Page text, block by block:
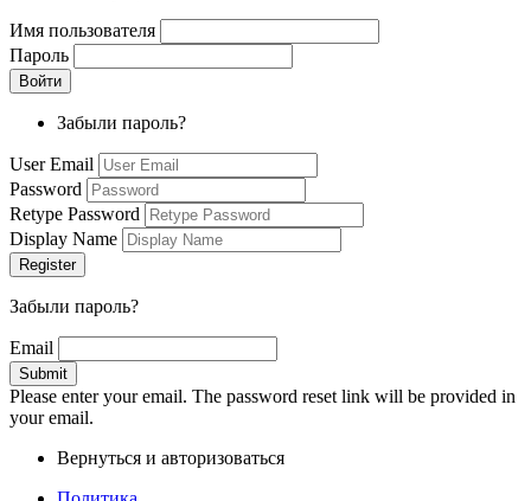
Имя пользователя
Пароль
Забыли пароль?
User Email
Password
Retype Password
Display Name
Забыли пароль?
Email
Please enter your email. The password reset link will be provided in
your email.
Вернуться и авторизоваться